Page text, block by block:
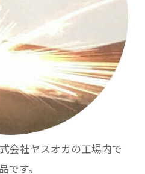
会社ヤスオカの工場内で
です。